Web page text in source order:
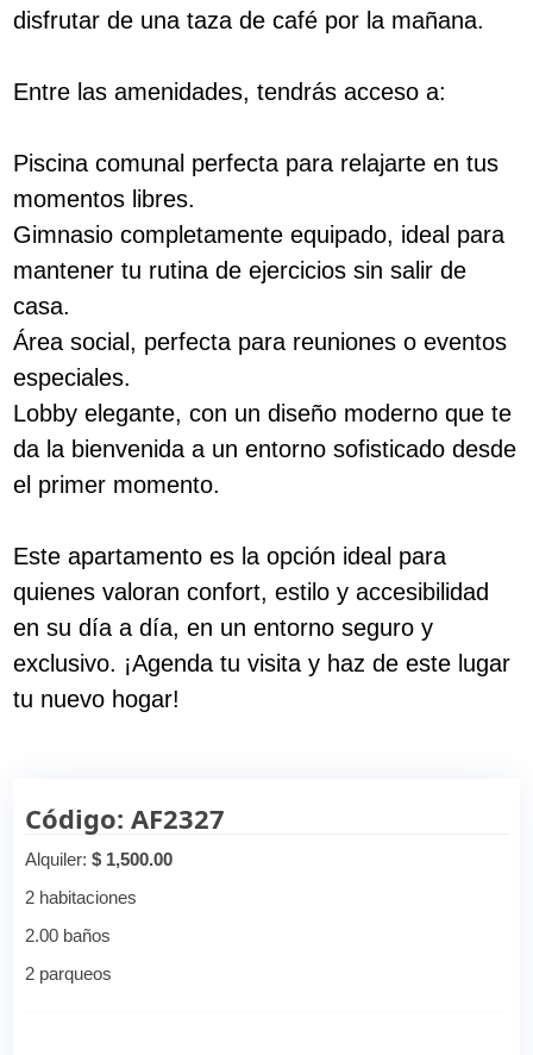
disfrutar de una taza de café por la mañana.
Entre las amenidades, tendrás acceso a:
Piscina comunal perfecta para relajarte en tus
momentos libres.
Gimnasio completamente equipado, ideal para
mantener tu rutina de ejercicios sin salir de
casa.
Área social, perfecta para reuniones o eventos
especiales.
Lobby elegante, con un diseño moderno que te
da la bienvenida a un entorno sofisticado desde
el primer momento.
Este apartamento es la opción ideal para
quienes valoran confort, estilo y accesibilidad
en su día a día, en un entorno seguro y
exclusivo. ¡Agenda tu visita y haz de este lugar
tu nuevo hogar!
Código: AF2327
Alquiler:$ 1,500.00
2 habitaciones
2.00 baños
2 parqueos